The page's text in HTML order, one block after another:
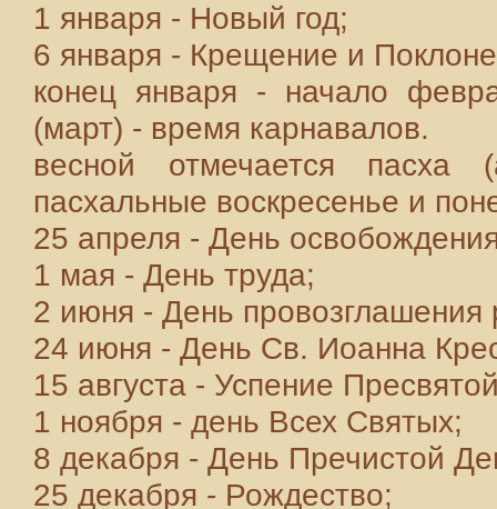
1 января - Новый год;
6 января - Крещение и
конец января - начало
(март) - время карнавалов.
весной отмечается
пасхальные воскресенье и
25 апреля - День
1 мая - День труда;
2 июня - День провозглашения
24 июня - День Св. Иоанна
15 августа - Успение
1 ноября - день Всех Святых;
8 декабря - День Пречистой
25 декабря - Рождество;